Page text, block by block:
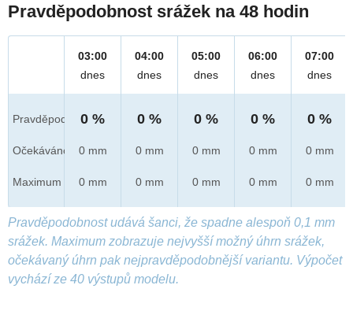
Pravděpodobnost srážek na 48 hodin
Pravděpod.
Očekáváno
Maximum
03:00
dnes
0 %
0 mm
0 mm
04:00
dnes
0 %
0 mm
0 mm
05:00
dnes
0 %
0 mm
0 mm
06:00
dnes
0 %
0 mm
0 mm
07:00
dnes
0 %
0 mm
0 mm
Pravděpodobnost udává šanci, že spadne alespoň 0,1 mm
srážek. Maximum zobrazuje nejvyšší možný úhrn srážek,
očekávaný úhrn pak nejpravděpodobnější variantu. Výpočet
vychází ze 40 výstupů modelu.